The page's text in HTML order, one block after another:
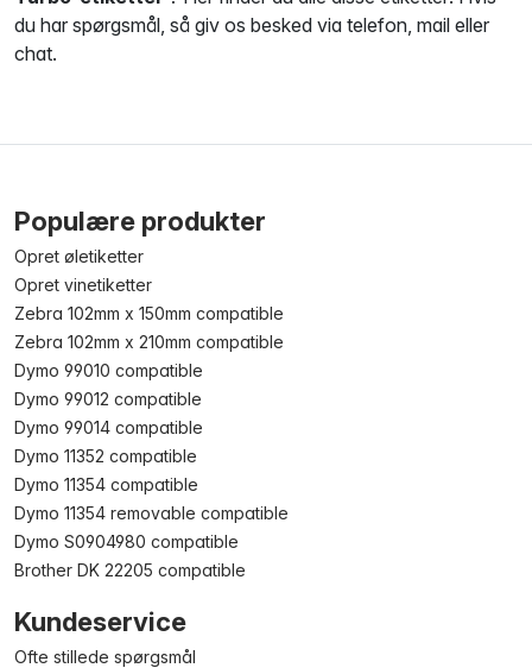
du har spørgsmål, så giv os besked via telefon, mail eller
chat.
Populære produkter
Opret øletiketter
Opret vinetiketter
Zebra 102mm x 150mm compatible
Zebra 102mm x 210mm compatible
Dymo 99010 compatible
Dymo 99012 compatible
Dymo 99014 compatible
Dymo 11352 compatible
Dymo 11354 compatible
Dymo 11354 removable compatible
Dymo S0904980 compatible
Brother DK 22205 compatible
Kundeservice
Ofte stillede spørgsmål